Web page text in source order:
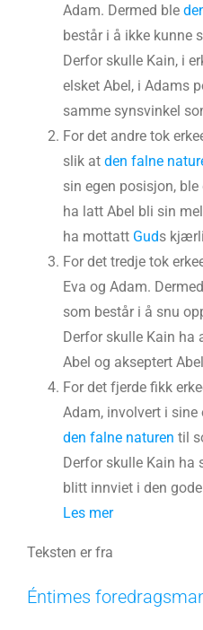
Adam. Dermed ble
består i å ikke kunne
Derfor skulle Kain, i
elsket Abel, i Adams
samme synsvinkel
For det andre tok
slik at den falne
sin egen posisjon,
ha latt Abel bli sin
ha mottatt Guds
For det tredje tok
Eva og Adam.
som består i å snu
Derfor skulle Kain ha
Abel og akseptert
For det fjerde fikk
Adam, involvert i sine
den falne naturen til
Derfor skulle Kain ha
blitt innviet i den
Les mer
Teksten er fra
Éntimes